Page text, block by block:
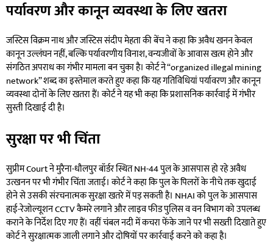
पर्यावरण और कानून व्यवस्था के लिए खतरा
जस्टिस विक्रम नाथ और जस्टिस संदीप मेहता की बेंच ने कहा कि अवैध खनन केवल
कानून उल्लंघन नहीं, बल्कि पर्यावरणीय विनाश, वन्यजीवों के आवास खत्म होने और
संगठित अपराध का गंभीर मामला बन चुका है। कोर्ट ने “organized illegal mining
network” शब्द का इस्तेमाल करते हुए कहा कि यह गतिविधियां पर्यावरण और कानून
व्यवस्था दोनों के लिए खतरा हैं। कोर्ट ने यह भी कहा कि प्रशासनिक कार्रवाई में गंभीर
सुस्ती दिखाई दी है।
सुरक्षा पर भी चिंता
सुप्रीम Court ने मुरैना-धौलपुर बॉर्डर स्थित NH-44 पुल के आसपास हो रहे अवैध
उत्खनन पर भी गंभीर चिंता जताई। कोर्ट ने कहा कि पुल के पिलरों के नीचे तक खुदाई
होने से उसकी संरचनात्मक सुरक्षा खतरे में पड़ सकती है। NHAI को पुल के आसपास
हाई-रेजोल्यूशन CCTV कैमरे लगाने और लाइव फीड पुलिस व वन विभाग को उपलब्ध
कराने के निर्देश दिए गए हैं। वहीं चंबल नदी में कचरा फेंके जाने पर भी सख्ती दिखाते हुए
कोर्ट ने सुरक्षात्मक जाली लगाने और दोषियों पर कार्रवाई करने को कहा है।